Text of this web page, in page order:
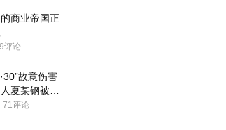
商业帝国正
评论
故意伤害
夏某钢被抓
71评论